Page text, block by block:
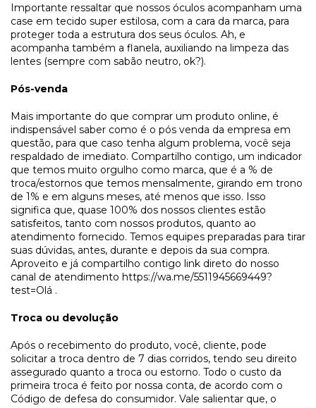
Importante ressaltar que nossos óculos acompanham uma
case em tecido super estilosa, com a cara da marca, para
proteger toda a estrutura dos seus óculos. Ah, e
acompanha também a flanela, auxiliando na limpeza das
lentes (sempre com sabão neutro, ok?).
Pós-venda
Mais importante do que comprar um produto online, é
indispensável saber como é o pós venda da empresa em
questão, para que caso tenha algum problema, você seja
respaldado de imediato. Compartilho contigo, um indicador
que temos muito orgulho como marca, que é a % de
troca/estornos que temos mensalmente, girando em trono
de 1% e em alguns meses, até menos que isso. Isso
significa que, quase 100% dos nossos clientes estão
satisfeitos, tanto com nossos produtos, quanto ao
atendimento fornecido. Temos equipes preparadas para tirar
suas dúvidas, antes, durante e depois da sua compra.
Aproveito e já compartilho contigo link direto do nosso
canal de atendimento https://wa.me/5511945669449?
test=Olá .
Troca ou devolução
Após o recebimento do produto, você, cliente, pode
solicitar a troca dentro de 7 dias corridos, tendo seu direito
assegurado quanto a troca ou estorno. Todo o custo da
primeira troca é feito por nossa conta, de acordo com o
Código de defesa do consumidor. Vale salientar que, o